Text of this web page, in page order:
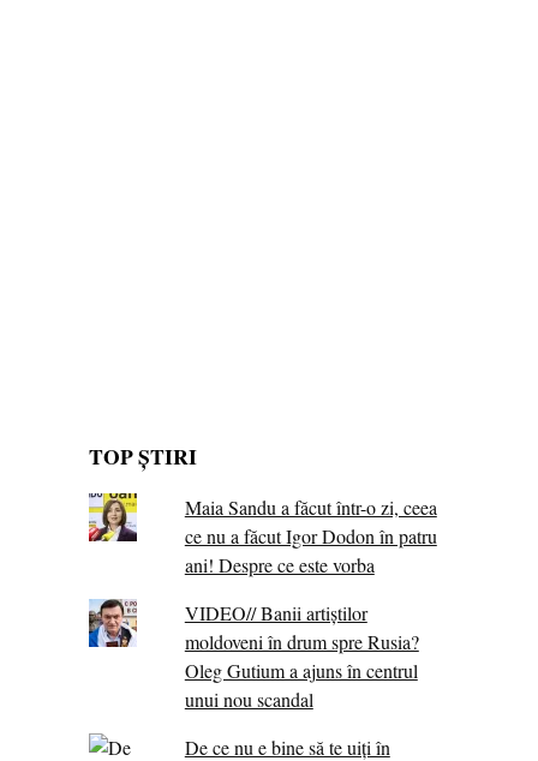
TOP ȘTIRI
Maia Sandu a făcut într-o zi, ceea
ce nu a făcut Igor Dodon în patru
ani! Despre ce este vorba
VIDEO// Banii artiștilor
moldoveni în drum spre Rusia?
Oleg Gutium a ajuns în centrul
unui nou scandal
De ce nu e bine să te uiți în